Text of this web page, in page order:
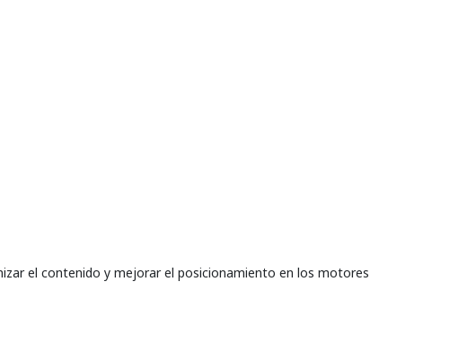
el contenido y mejorar el posicionamiento en los motores